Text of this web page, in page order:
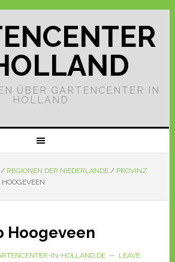
ÜBER GARTENCENTER IN
HOLLAND
/ REGIONEN DER NIEDERLANDE / PROVINZ
Hoogeveen
IN-HOLLAND.DE
LEAVE